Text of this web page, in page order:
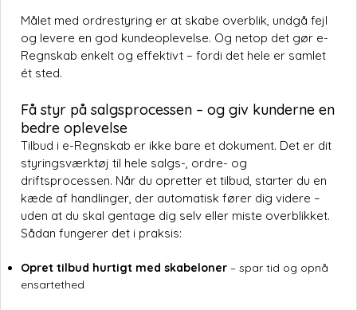
Målet med ordrestyring er at skabe overblik, undgå fejl
og levere en god kundeoplevelse. Og netop det gør e-
Regnskab enkelt og effektivt – fordi det hele er samlet
ét sted.
Få styr på salgsprocessen – og giv kunderne en
bedre oplevelse
Tilbud i e-Regnskab er ikke bare et dokument. Det er dit
styringsværktøj til hele salgs-, ordre- og
driftsprocessen. Når du opretter et tilbud, starter du en
kæde af handlinger, der automatisk fører dig videre –
uden at du skal gentage dig selv eller miste overblikket.
Sådan fungerer det i praksis:
Opret tilbud hurtigt med skabeloner – spar tid og opnå
ensartethed